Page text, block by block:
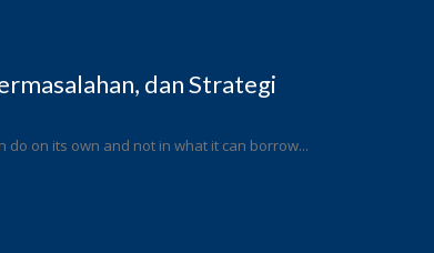
dan Strategi
do on its own and not in what it can borrow...